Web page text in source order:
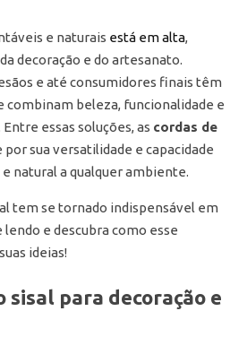
e naturais está em alta,
decoração e do artesanato.
e até consumidores finais têm
combinam beleza, funcionalidade e
essas soluções, as cordas de
sua versatilidade e capacidade
natural a qualquer ambiente.
tem se tornado indispensável em
e descubra como esse
ideias!
sisal para decoração e